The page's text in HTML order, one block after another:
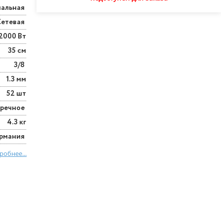
Вт
35 см
3/8
1.3 мм
52 шт
4.3 кг